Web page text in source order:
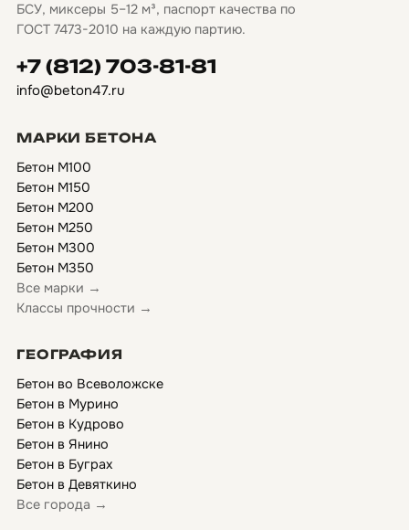
БСУ, миксеры 5–12 м³, паспорт качества по
ГОСТ 7473-2010 на каждую партию.
+7 (812) 703-81-81
info@beton47.ru
МАРКИ БЕТОНА
Бетон М100
Бетон М150
Бетон М200
Бетон М250
Бетон М300
Бетон М350
Все марки →
Классы прочности →
ГЕОГРАФИЯ
Бетон во Всеволожске
Бетон в Мурино
Бетон в Кудрово
Бетон в Янино
Бетон в Буграх
Бетон в Девяткино
Все города →